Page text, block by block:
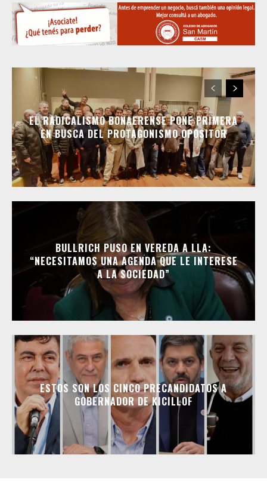
EL RADICALISMO BONAERENSE PONE PRIMERA
EN BUSCA DEL PROTAGONISMO OPOSITOR
BULLRICH PUSO EN VEREDA A LLA:
“NECESITAMOS UNA AGENDA QUE LE INTERESE
A LA SOCIEDAD”
ESTOS SON LOS CINCO PRECANDIDATOS A
GOBERNADOR DE KICILLOF